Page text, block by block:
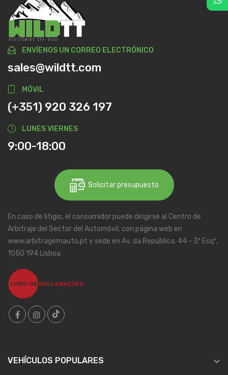
ENVÍENOS UN CORREO ELECTRÓNICO
sales@wildtt.com
MÓVIL
(+351) 920 326 197
LUNES VIERNES
9:00-18:00
Solicitar presupuesto
En caso de litigio, el consumidor puede dirigirse al Centro de
Arbitraje del Sector del Automóvil, con página web en
www.arbitragemauto.pt y sede en Av. da República, 44 - 3º Esqº,
1050 194 Lisboa
VEHÍCULOS POPULARES 